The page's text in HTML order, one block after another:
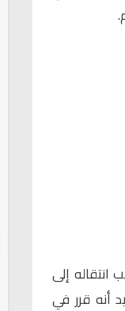
بيع المنزل سنة 2009 وذلك عقب انتقاله إلى
أنه قرر في